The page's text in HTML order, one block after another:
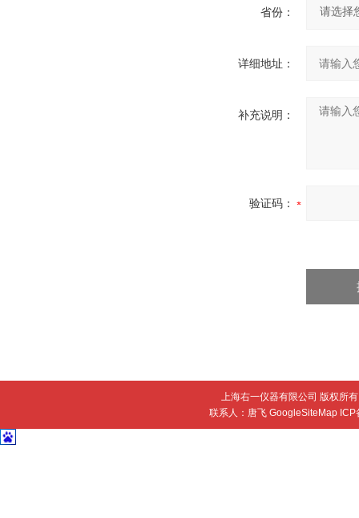
省份：
详细地址：
补充说明：
验证码：
上海右一仪器有限公司 版权所
联系人：唐飞GoogleSiteMap